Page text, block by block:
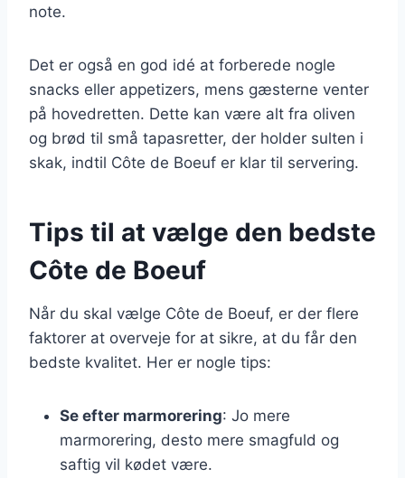
note.
Det er også en god idé at forberede nogle
snacks eller appetizers, mens gæsterne venter
på hovedretten. Dette kan være alt fra oliven
og brød til små tapasretter, der holder sulten i
skak, indtil Côte de Boeuf er klar til servering.
Tips til at vælge den bedste
Côte de Boeuf
Når du skal vælge Côte de Boeuf, er der flere
faktorer at overveje for at sikre, at du får den
bedste kvalitet. Her er nogle tips:
Se efter marmorering: Jo mere
marmorering, desto mere smagfuld og
saftig vil kødet være.